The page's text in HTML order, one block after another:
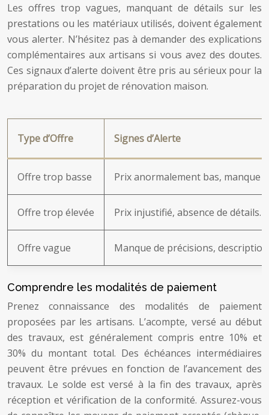
Les offres trop vagues, manquant de détails sur les
prestations ou les matériaux utilisés, doivent également
vous alerter. N’hésitez pas à demander des explications
complémentaires aux artisans si vous avez des doutes.
Ces signaux d’alerte doivent être pris au sérieux pour la
préparation du projet de rénovation maison.
Type d’Offre Signes d’Alerte
Offre trop basse Prix anormalement bas, manque
Offre trop élevée Prix injustifié, absence de détails.
Offre vague Manque de précisions,
Comprendre les modalités de paiement
Prenez connaissance des modalités de paiement
proposées par les artisans. L’acompte, versé au début
des travaux, est généralement compris entre 10% et
30% du montant total. Des échéances intermédiaires
peuvent être prévues en fonction de l’avancement des
travaux. Le solde est versé à la fin des travaux, après
réception et vérification de la conformité. Assurez-vous